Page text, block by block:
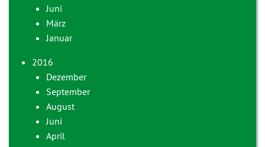
Juni
März
Januar
2016
Dezember
September
August
Juni
April